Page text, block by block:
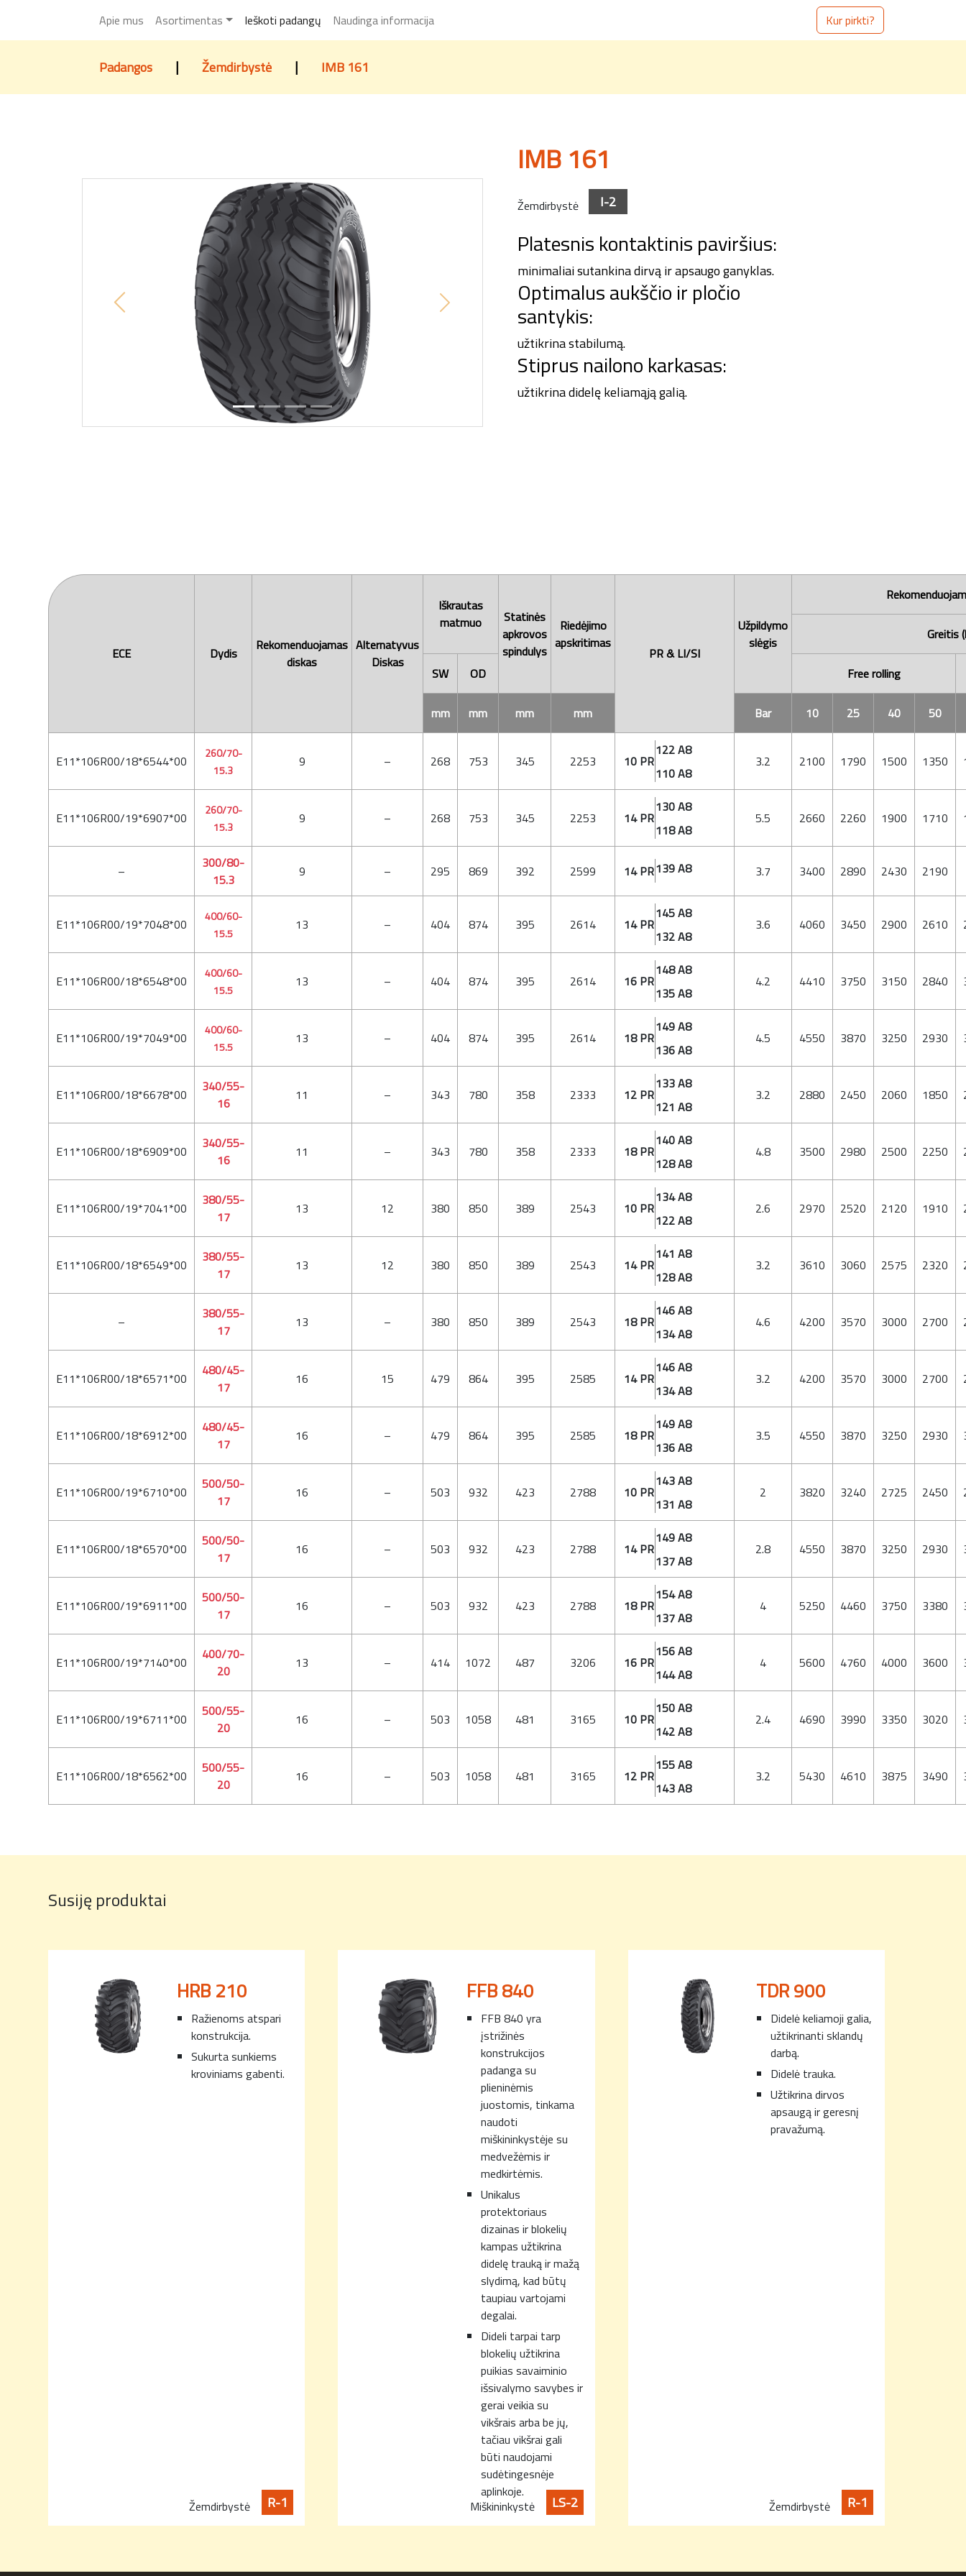
Apie mus Asortimentas Ieškoti padangų Naudinga informacija Kur pirkti?
Padangos | Žemdirbystė | IMB 161
Previous Next
IMB 161
Žemdirbystė I-2
Platesnis kontaktinis paviršius:
minimaliai sutankina dirvą ir apsaugo ganyklas.
Optimalus aukščio ir pločio
santykis:
užtikrina stabilumą.
Stiprus nailono karkasas:
užtikrina didelę keliamąją galią.
ECE Dydis
Rekomenduojamas
diskas
Alternatyvus
Diskas
Iškrautas
matmuo
Statinės
apkrovos
spindulys
Riedėjimo
apskritimas
PR & LI/SI
Užpildymo
slėgis
Greitis
SW OD Free rolling
mm mm mm mm Bar 10 25 40 50
E11*106R00/18*6544*00
260/70-
15.3
9 – 268 753 345 2253 10 PR
122 A8
110 A8
3.2 2100 1790 1500 1350
E11*106R00/19*6907*00
260/70-
15.3
9 – 268 753 345 2253 14 PR
130 A8
118 A8
5.5 2660 2260 1900 1710
–
300/80-
15.3
9 – 295 869 392 2599 14 PR139 A8 3.7 3400 2890 2430 2190
E11*106R00/19*7048*00
400/60-
15.5
13 – 404 874 395 2614 14 PR
145 A8
132 A8
3.6 4060 3450 2900 2610
E11*106R00/18*6548*00
400/60-
15.5
13 – 404 874 395 2614 16 PR
148 A8
135 A8
4.2 4410 3750 3150 2840
E11*106R00/19*7049*00
400/60-
15.5
13 – 404 874 395 2614 18 PR
149 A8
136 A8
4.5 4550 3870 3250 2930
E11*106R00/18*6678*00
340/55-
16
11 – 343 780 358 2333 12 PR
133 A8
121 A8
3.2 2880 2450 2060 1850
E11*106R00/18*6909*00
340/55-
16
11 – 343 780 358 2333 18 PR
140 A8
128 A8
4.8 3500 2980 2500 2250
E11*106R00/19*7041*00
380/55-
17
13 12 380 850 389 2543 10 PR
134 A8
122 A8
2.6 2970 2520 2120 1910
E11*106R00/18*6549*00
380/55-
17
13 12 380 850 389 2543 14 PR
141 A8
128 A8
3.2 3610 3060 2575 2320
–
380/55-
17
13 – 380 850 389 2543 18 PR
146 A8
134 A8
4.6 4200 3570 3000 2700
E11*106R00/18*6571*00
480/45-
17
16 15 479 864 395 2585 14 PR
146 A8
134 A8
3.2 4200 3570 3000 2700
E11*106R00/18*6912*00
480/45-
17
16 – 479 864 395 2585 18 PR
149 A8
136 A8
3.5 4550 3870 3250 2930
E11*106R00/19*6710*00
500/50-
17
16 – 503 932 423 2788 10 PR
143 A8
131 A8
2 3820 3240 2725 2450
E11*106R00/18*6570*00
500/50-
17
16 – 503 932 423 2788 14 PR
149 A8
137 A8
2.8 4550 3870 3250 2930
E11*106R00/19*6911*00
500/50-
17
16 – 503 932 423 2788 18 PR
154 A8
137 A8
4 5250 4460 3750 3380
E11*106R00/19*7140*00
400/70-
20
13 – 414 1072 487 3206 16 PR
156 A8
144 A8
4 5600 4760 4000 3600
E11*106R00/19*6711*00
500/55-
20
16 – 503 1058 481 3165 10 PR
150 A8
142 A8
2.4 4690 3990 3350 3020
E11*106R00/18*6562*00
500/55-
20
16 – 503 1058 481 3165 12 PR
155 A8
143 A8
3.2 5430 4610 3875 3490
Susiję produktai
HRB 210
Ražienoms atspari
konstrukcija.
Sukurta sunkiems
kroviniams gabenti.
Žemdirbystė R-1
FFB 840
FFB 840 yra
įstrižinės
konstrukcijos
padanga su
plieninėmis
juostomis, tinkama
naudoti
miškininkystėje su
medvežėmis ir
medkirtėmis.
Unikalus
protektoriaus
dizainas ir blokelių
kampas užtikrina
didelę trauką ir mažą
slydimą, kad būtų
taupiau vartojami
degalai.
Dideli tarpai tarp
blokelių užtikrina
puikias savaiminio
išsivalymo savybes ir
gerai veikia su
vikšrais arba be jų,
tačiau vikšrai gali
būti naudojami
sudėtingesnėje
aplinkoje.
Miškininkystė
LS-2
TDR 900
Didelė keliamoji galia,
užtikrinanti sklandų
darbą.
Didelė trauka.
Užtikrina dirvos
apsaugą ir geresnį
pravažumą.
Žemdirbystė R-1